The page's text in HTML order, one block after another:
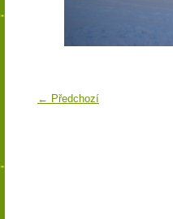
← Předchozí